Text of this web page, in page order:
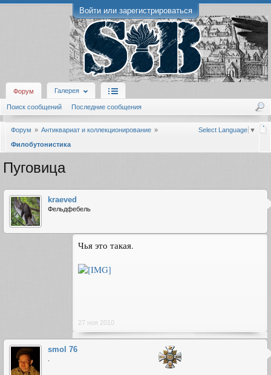
Войти или зарегистрироваться
Форум Галерея
Поиск сообщений Последние сообщения
Select Language ▼
Форум
Антиквариат и коллекционирование
Филобутонистика
Пуговица
kraeved
Фельдфебель
Чья это такая.
27 ноя 2010
smol 76